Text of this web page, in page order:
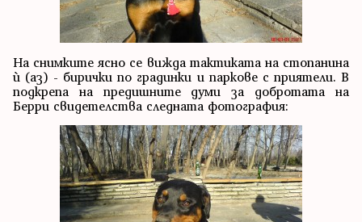
На снимките ясно се вижда тактиката на стопанина
ѝ (аз) - бирички по градинки и паркове с приятели. В
подкрепа на предишните думи за добротата на
Берри свидетелства следната фотография: